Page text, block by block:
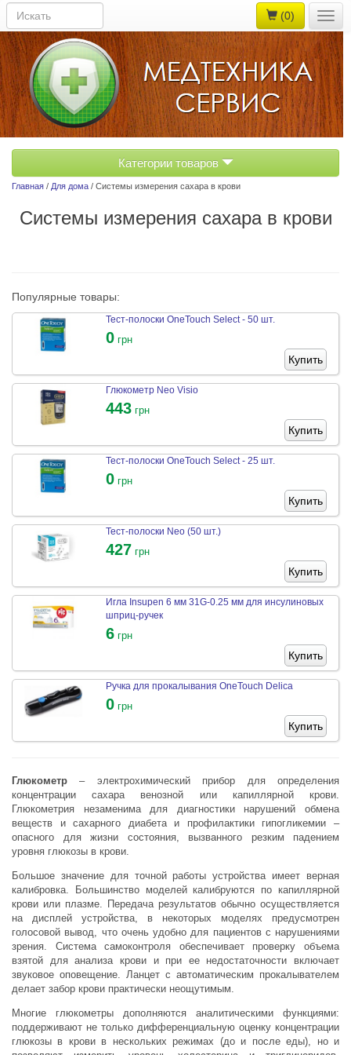
(0)
Категории товаров
Главная / Для дома / Системы измерения сахара в крови
Системы измерения сахара в крови
Популярные товары:
Тест-полоски OneTouch Select - 50 шт.
0 грн
Купить
Глюкометр Neo Visio
443 грн
Купить
Тест-полоски OneTouch Select - 25 шт.
0 грн
Купить
Тест-полоски Neo (50 шт.)
427 грн
Купить
Игла Insupen 6 мм 31G-0.25 мм для инсулиновых
шприц-ручек
6 грн
Купить
Ручка для прокалывания OneTouch Delica
0 грн
Купить
Глюкометр – электрохимический прибор для определения
концентрации сахара венозной или капиллярной крови.
Глюкометрия незаменима для диагностики нарушений обмена
веществ и сахарного диабета и профилактики гипогликемии –
опасного для жизни состояния, вызванного резким падением
уровня глюкозы в крови.
Большое значение для точной работы устройства имеет верная
калибровка. Большинство моделей калибруются по капиллярной
крови или плазме. Передача результатов обычно осуществляется
на дисплей устройства, в некоторых моделях предусмотрен
голосовой вывод, что очень удобно для пациентов с нарушениями
зрения. Система самоконтроля обеспечивает проверку объема
взятой для анализа крови и при ее недостаточности включает
звуковое оповещение. Ланцет с автоматическим прокалывателем
делает забор крови практически неощутимым.
Многие глюкометры дополняются аналитическими функциями:
поддерживают не только дифференциальную оценку концентрации
глюкозы в крови в нескольких режимах (до и после еды), но и